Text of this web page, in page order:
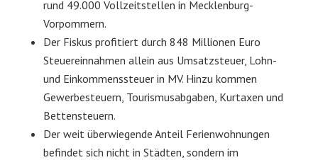
rund 49.000 Vollzeitstellen in Mecklenburg-
Vorpommern.
Der Fiskus profitiert durch 848 Millionen Euro
Steuereinnahmen allein aus Umsatzsteuer, Lohn-
und Einkommenssteuer in MV. Hinzu kommen
Gewerbesteuern, Tourismusabgaben, Kurtaxen und
Bettensteuern.
Der weit überwiegende Anteil Ferienwohnungen
befindet sich nicht in Städten, sondern im